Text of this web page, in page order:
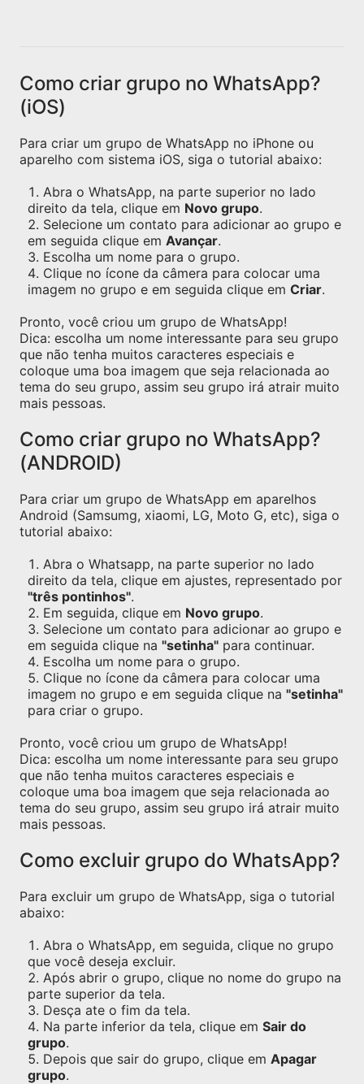
Como criar grupo no WhatsApp?
(iOS)
Para criar um grupo de WhatsApp no iPhone ou
aparelho com sistema iOS, siga o tutorial abaixo:
Abra o WhatsApp, na parte superior no lado
direito da tela, clique em Novo grupo.
Selecione um contato para adicionar ao grupo e
em seguida clique em Avançar.
Escolha um nome para o grupo.
Clique no ícone da câmera para colocar uma
imagem no grupo e em seguida clique em Criar.
Pronto, você criou um grupo de WhatsApp!
Dica: escolha um nome interessante para seu grupo
que não tenha muitos caracteres especiais e
coloque uma boa imagem que seja relacionada ao
tema do seu grupo, assim seu grupo irá atrair muito
mais pessoas.
Como criar grupo no WhatsApp?
(ANDROID)
Para criar um grupo de WhatsApp em aparelhos
Android (Samsumg, xiaomi, LG, Moto G, etc), siga o
tutorial abaixo:
Abra o Whatsapp, na parte superior no lado
direito da tela, clique em ajustes, representado por
"três pontinhos".
Em seguida, clique em Novo grupo.
Selecione um contato para adicionar ao grupo e
em seguida clique na "setinha" para continuar.
Escolha um nome para o grupo.
Clique no ícone da câmera para colocar uma
imagem no grupo e em seguida clique na "setinha"
para criar o grupo.
Pronto, você criou um grupo de WhatsApp!
Dica: escolha um nome interessante para seu grupo
que não tenha muitos caracteres especiais e
coloque uma boa imagem que seja relacionada ao
tema do seu grupo, assim seu grupo irá atrair muito
mais pessoas.
Como excluir grupo do WhatsApp?
Para excluir um grupo de WhatsApp, siga o tutorial
abaixo:
Abra o WhatsApp, em seguida, clique no grupo
que você deseja excluir.
Após abrir o grupo, clique no nome do grupo na
parte superior da tela.
Desça ate o fim da tela.
Na parte inferior da tela, clique em Sair do
grupo.
Depois que sair do grupo, clique em Apagar
grupo.